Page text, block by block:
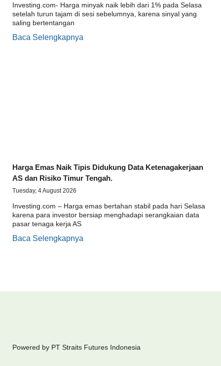
Investing.com- Harga minyak naik lebih dari 1% pada Selasa
setelah turun tajam di sesi sebelumnya, karena sinyal yang
saling bertentangan
Baca Selengkapnya
Harga Emas Naik Tipis Didukung Data Ketenagakerjaan
AS dan Risiko Timur Tengah.
Tuesday, 4 August 2026
Investing.com – Harga emas bertahan stabil pada hari Selasa
karena para investor bersiap menghadapi serangkaian data
pasar tenaga kerja AS
Baca Selengkapnya
Powered by PT Straits Futures Indonesia